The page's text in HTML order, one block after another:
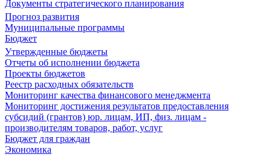
Документы стратегического планирования
Прогноз развития
Муниципальные программы
Бюджет
Утвержденные бюджеты
Отчеты об исполнении бюджета
Проекты бюджетов
Реестр расходных обязательств
Мониторинг качества финансового менеджмента
Мониторинг достижения результатов предоставления
субсидий (грантов) юр. лицам, ИП, физ. лицам -
производителям товаров, работ, услуг
Бюджет для граждан
Экономика